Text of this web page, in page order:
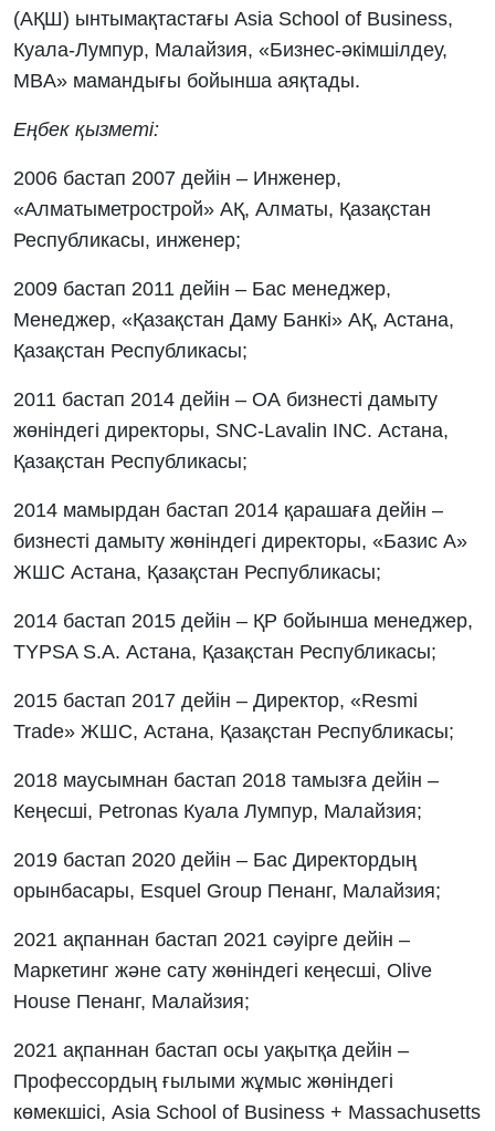
(АҚШ) ынтымақтастағы Asia School of Business,
Куала-Лумпур, Малайзия, «Бизнес-әкімшілдеу,
MBA» мамандығы бойынша аяқтады.
Еңбек қызметі:
2006 бастап 2007 дейін – Инженер,
«Алматыметрострой» АҚ, Алматы, Қазақстан
Республикасы, инженер;
2009 бастап 2011 дейін – Бас менеджер,
Менеджер, «Қазақстан Даму Банкі» АҚ, Астана,
Қазақстан Республикасы;
2011 бастап 2014 дейін – ОА бизнесті дамыту
жөніндегі директоры, SNC-Lavalin INC. Астана,
Қазақстан Республикасы;
2014 мамырдан бастап 2014 қарашаға дейін –
бизнесті дамыту жөніндегі директоры, «Базис А»
ЖШС Астана, Қазақстан Республикасы;
2014 бастап 2015 дейін – ҚР бойынша менеджер,
TYPSA S.A. Астана, Қазақстан Республикасы;
2015 бастап 2017 дейін – Директор, «Resmi
Trade» ЖШС, Астана, Қазақстан Республикасы;
2018 маусымнан бастап 2018 тамызға дейін –
Кеңесші, Petronas Куала Лумпур, Малайзия;
2019 бастап 2020 дейін – Бас Директордың
орынбасары, Esquel Group Пенанг, Малайзия;
2021 ақпаннан бастап 2021 сәуірге дейін –
Маркетинг және сату жөніндегі кеңесші, Olive
House Пенанг, Малайзия;
2021 ақпаннан бастап осы уақытқа дейін –
Профессордың ғылыми жұмыс жөніндегі
көмекшісі, Asia School of Business + Massachusetts